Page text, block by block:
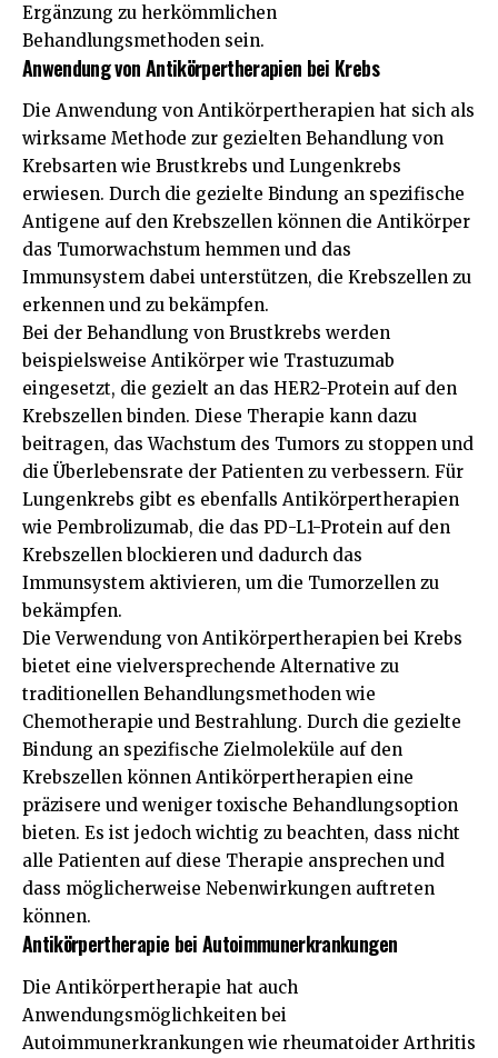
Ergänzung zu herkömmlichen
Behandlungsmethoden sein.
Anwendung von Antikörpertherapien bei Krebs
Die Anwendung von Antikörpertherapien hat sich als
wirksame Methode zur gezielten Behandlung von
Krebsarten wie Brustkrebs und Lungenkrebs
erwiesen. Durch die gezielte Bindung an spezifische
Antigene auf den Krebszellen können die Antikörper
das Tumorwachstum hemmen und das
Immunsystem dabei unterstützen, die Krebszellen zu
erkennen und zu bekämpfen.
Bei der Behandlung von Brustkrebs werden
beispielsweise Antikörper wie Trastuzumab
eingesetzt, die gezielt an das HER2-Protein auf den
Krebszellen binden. Diese Therapie kann dazu
beitragen, das Wachstum des Tumors zu stoppen und
die Überlebensrate der Patienten zu verbessern. Für
Lungenkrebs gibt es ebenfalls Antikörpertherapien
wie Pembrolizumab, die das PD-L1-Protein auf den
Krebszellen blockieren und dadurch das
Immunsystem aktivieren, um die Tumorzellen zu
bekämpfen.
Die Verwendung von Antikörpertherapien bei Krebs
bietet eine vielversprechende Alternative zu
traditionellen Behandlungsmethoden wie
Chemotherapie und Bestrahlung. Durch die gezielte
Bindung an spezifische Zielmoleküle auf den
Krebszellen können Antikörpertherapien eine
präzisere und weniger toxische Behandlungsoption
bieten. Es ist jedoch wichtig zu beachten, dass nicht
alle Patienten auf diese Therapie ansprechen und
dass möglicherweise Nebenwirkungen auftreten
können.
Antikörpertherapie bei Autoimmunerkrankungen
Die Antikörpertherapie hat auch
Anwendungsmöglichkeiten bei
Autoimmunerkrankungen wie rheumatoider Arthritis